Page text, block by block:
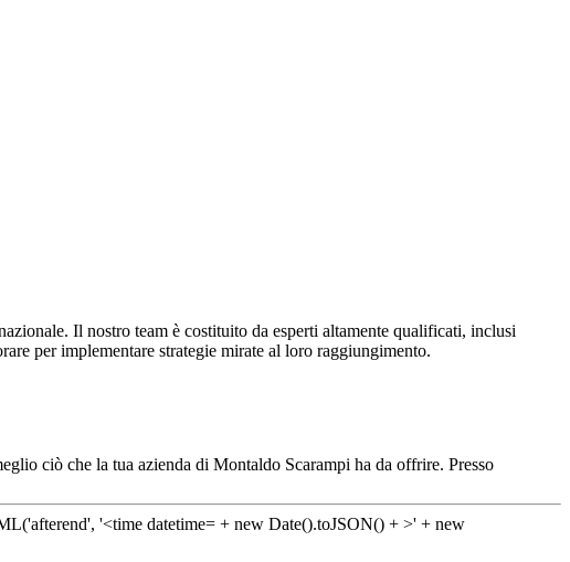
Il nostro team è costituito da esperti altamente qualificati, inclusi
per implementare strategie mirate al loro raggiungimento.
ciò che la tua azienda di Montaldo Scarampi ha da offrire. Presso